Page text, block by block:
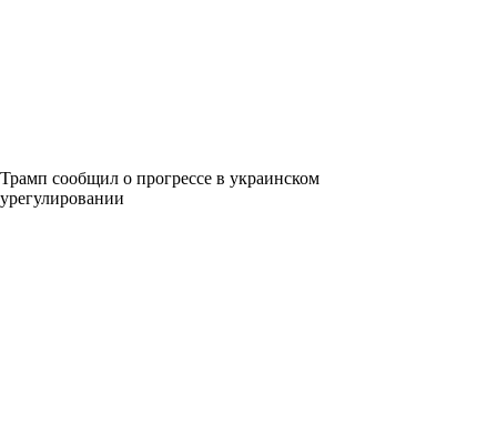
Трамп сообщил о прогрессе в украинском
урегулировании